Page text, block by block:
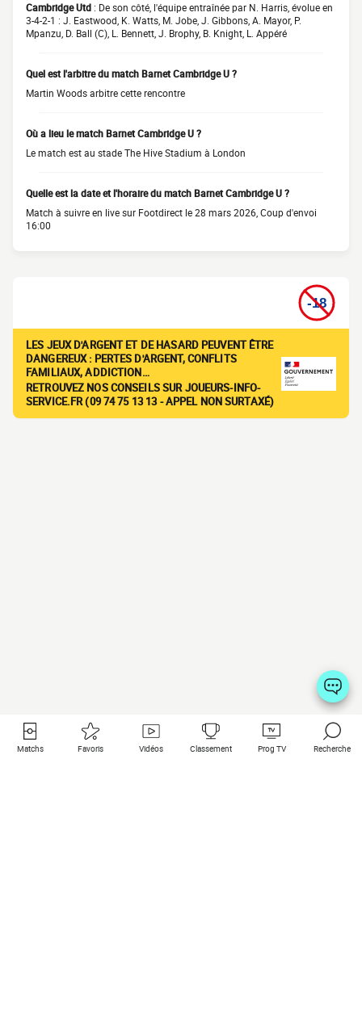
Cambridge Utd : De son côté, l'équipe entraînée par N. Harris, évolue en
3-4-2-1 : J. Eastwood, K. Watts, M. Jobe, J. Gibbons, A. Mayor, P.
Mpanzu, D. Ball (C), L. Bennett, J. Brophy, B. Knight, L. Appéré
Quel est l'arbitre du match Barnet Cambridge U ?
Martin Woods arbitre cette rencontre
Où a lieu le match Barnet Cambridge U ?
Le match est au stade The Hive Stadium à London
Quelle est la date et l'horaire du match Barnet Cambridge U ?
Match à suivre en live sur Footdirect le 28 mars 2026, Coup d'envoi
16:00
LES JEUX D'ARGENT ET DE HASARD PEUVENT ÊTRE
DANGEREUX : PERTES D'ARGENT, CONFLITS
FAMILIAUX, ADDICTION…
RETROUVEZ NOS CONSEILS SUR JOUEURS-INFO-
SERVICE.FR (09 74 75 13 13 - APPEL NON SURTAXÉ)
Matchs Favoris Vidéos Classement Prog TV Recherche